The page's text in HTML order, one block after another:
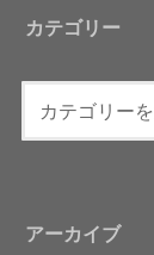
カテゴリー
アーカイブ